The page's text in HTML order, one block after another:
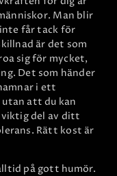
Man blir
får tack för
är det som
sig för mycket,
Det som händer
i ett
utan att du kan
viktig del av ditt
Rätt kost är
på gott humör.